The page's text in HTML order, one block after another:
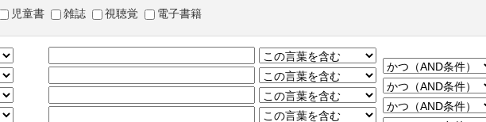
児童書 雑誌 視聴覚 電子書籍